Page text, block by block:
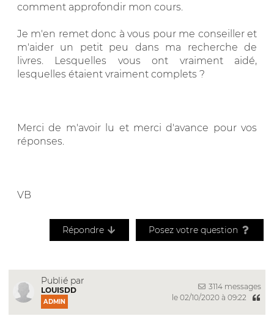
comment approfondir mon cours.
Je m'en remet donc à vous pour me conseiller et
m'aider un petit peu dans ma recherche de
livres. Lesquelles vous ont vraiment aidé,
lesquelles étaient vraiment complets ?
Merci de m'avoir lu et merci d'avance pour vos
réponses.
VB
Répondre Posez votre question
Publié par
LOUISDD
ADMIN
3114 messages
le 02/10/2020 à 09:22